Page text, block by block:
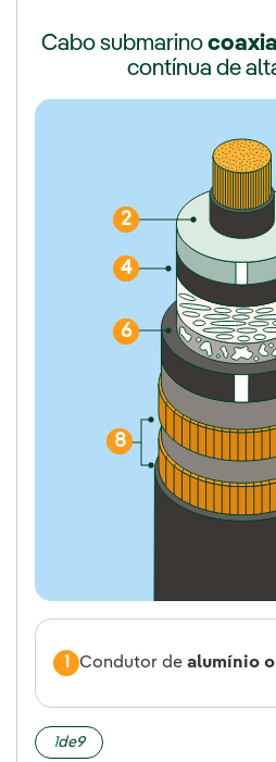
Cabo submarino
contínua de
2
4
6
8
1 Condutor de alumínio
1de9